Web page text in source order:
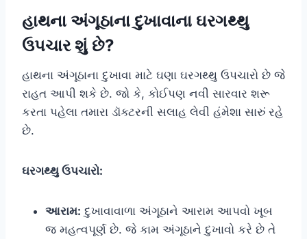
હાથના અંગૂઠાના દુખાવાના ઘરગથ્થુ
ઉપચાર શું છે?
હાથના અંગૂઠાના દુખાવા માટે ઘણા ઘરગથ્થુ ઉપચારો છે જે
રાહત આપી શકે છે. જો કે, કોઈપણ નવી સારવાર શરૂ
કરતા પહેલા તમારા ડૉક્ટરની સલાહ લેવી હંમેશા સારું રહે
છે.
ઘરગથ્થુ ઉપચારો:
આરામ: દુખાવાવાળા અંગૂઠાને આરામ આપવો ખૂબ
જ મહત્વપૂર્ણ છે. જે કામ અંગૂઠાને દુખાવો કરે છે તે